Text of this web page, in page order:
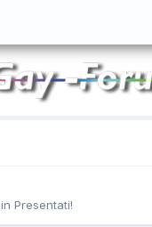
in Presentati!